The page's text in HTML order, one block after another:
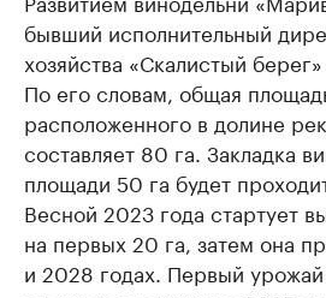
бывший исполнительный
хозяйства «Скалистый
По его словам, общая
расположенного в долине
составляет 80 га. Закладка
площади 50 га будет
Весной 2023 года стартует
на первых 20 га, затем она
и 2028 годах. Первый урожай